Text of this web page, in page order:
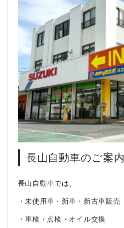
長山自動車のご案内
長山自動車では、
・未使用車・新車・新古車販売
・車検・点検・オイル交換